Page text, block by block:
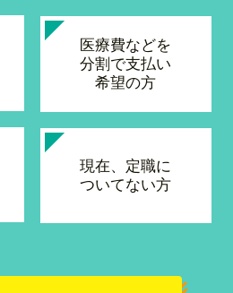
医療費などを
分割で支払い
希望の方
現在、定職に
ついてない方